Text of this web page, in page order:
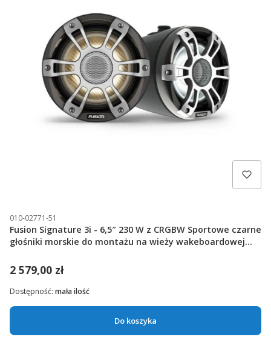
010-02771-51
Fusion Signature 3i - 6,5″ 230 W z CRGBW Sportowe czarne
głośniki morskie do montażu na wieży wakeboardowej
2 579,00 zł
Do koszyka
Dostępność: mała ilość